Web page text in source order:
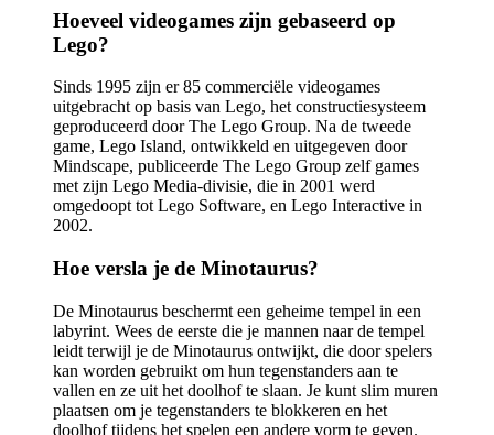
Hoeveel videogames zijn gebaseerd op
Lego?
Sinds 1995 zijn er 85 commerciële videogames
uitgebracht op basis van Lego, het constructiesysteem
geproduceerd door The Lego Group. Na de tweede
game, Lego Island, ontwikkeld en uitgegeven door
Mindscape, publiceerde The Lego Group zelf games
met zijn Lego Media-divisie, die in 2001 werd
omgedoopt tot Lego Software, en Lego Interactive in
2002.
Hoe versla je de Minotaurus?
De Minotaurus beschermt een geheime tempel in een
labyrint. Wees de eerste die je mannen naar de tempel
leidt terwijl je de Minotaurus ontwijkt, die door spelers
kan worden gebruikt om hun tegenstanders aan te
vallen en ze uit het doolhof te slaan. Je kunt slim muren
plaatsen om je tegenstanders te blokkeren en het
doolhof tijdens het spelen een andere vorm te geven.